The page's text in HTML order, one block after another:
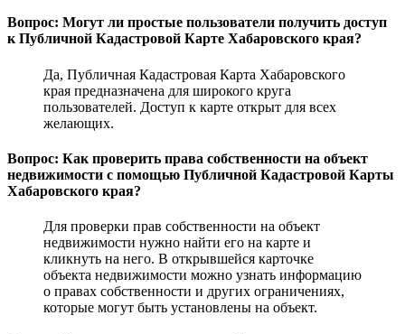
Вопрос: Могут ли простые пользователи получить доступ
к Публичной Кадастровой Карте Хабаровского края?
Да, Публичная Кадастровая Карта Хабаровского
края предназначена для широкого круга
пользователей. Доступ к карте открыт для всех
желающих.
Вопрос: Как проверить права собственности на объект
недвижимости с помощью Публичной Кадастровой Карты
Хабаровского края?
Для проверки прав собственности на объект
недвижимости нужно найти его на карте и
кликнуть на него. В открывшейся карточке
объекта недвижимости можно узнать информацию
о правах собственности и других ограничениях,
которые могут быть установлены на объект.